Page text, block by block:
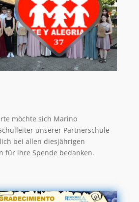
möchte sich Marino
unserer Partnerschule
bei allen diesjährigen
für ihre Spende bedanken.